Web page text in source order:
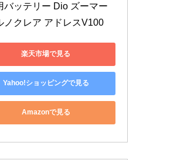
バッテリー Dio ズーマー
ノクレア アドレスV100
楽天市場で見る
Yahoo!ショッピングで見る
Amazonで見る